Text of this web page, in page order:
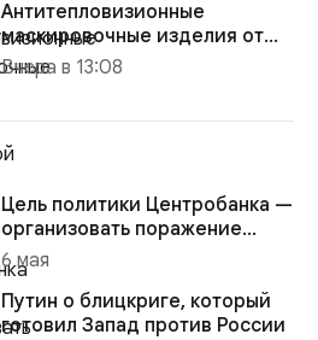
Антитепловизионные
маскировочные изделия от
украинской компании STG
Defence
Вчера в 13:08
Цель политики Центробанка —
организовать поражение
России в вооружённом
конфликте с США
6 мая
Путин о блицкриге, который
готовил Запад против России